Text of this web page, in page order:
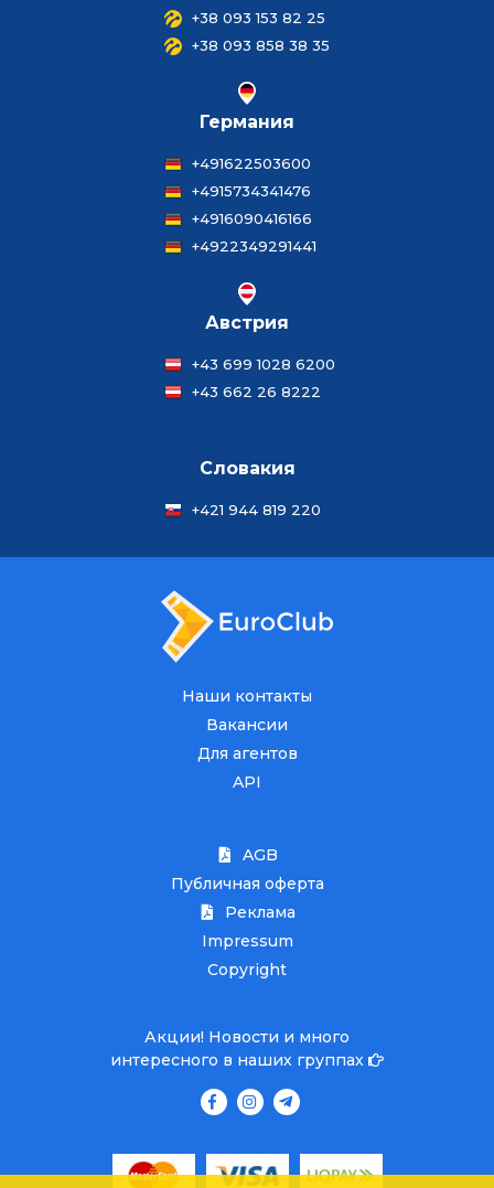
+38 093 153 82 25
+38 093 858 38 35
Германия
+491622503600
+4915734341476
+4916090416166
+4922349291441
Австрия
+43 699 1028 6200
+43 662 26 8222
Словакия
+421 944 819 220
Наши контакты
Вакансии
Для агентов
API
AGB
Публичная оферта
Реклама
Impressum
Copyright
Акции! Новости и много
интересного в наших группах